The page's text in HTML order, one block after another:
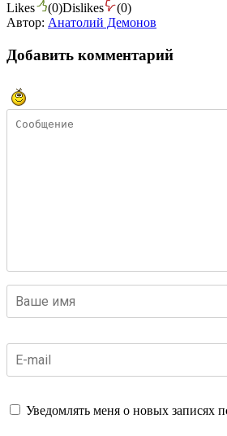
Likes (0)Dislikes (0)
Автор: Анатолий Демонов
Добавить комментарий
Уведомлять меня о новых записях